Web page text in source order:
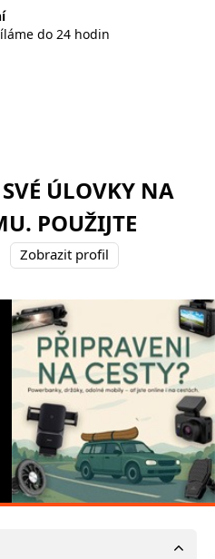
do 24 hodin
ÚLOVKY NA
POUŽIJTE
Zobrazit profil